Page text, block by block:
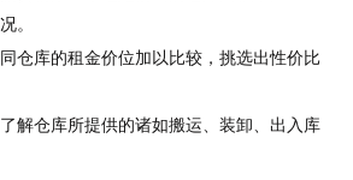
。
仓库的租金价位加以比较，挑选出性价比
解仓库所提供的诸如搬运、装卸、出入库